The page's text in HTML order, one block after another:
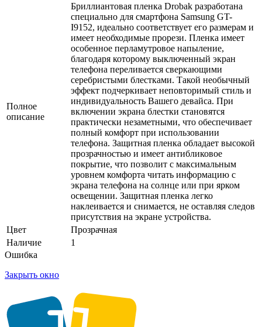
Полное
описание
Бриллиантовая пленка Drobak разработана
специально для смартфона Samsung GT-
I9152, идеально соответствует его размерам и
имеет необходимые прорези. Пленка имеет
особенное перламутровое напыление,
благодаря которому выключенный экран
телефона переливается сверкающими
серебристыми блестками. Такой необычный
эффект подчеркивает неповторимый стиль и
индивидуальность Вашего девайса. При
включении экрана блестки становятся
практически незаметными, что обеспечивает
полный комфорт при использовании
телефона. Защитная пленка обладает высокой
прозрачностью и имеет антибликовое
покрытие, что позволит с максимальным
уровнем комфорта читать информацию с
экрана телефона на солнце или при ярком
освещении. Защитная пленка легко
наклеивается и снимается, не оставляя следов
присутствия на экране устройства.
Цвет
Прозрачная
Наличие
1
Ошибка
Закрыть окно